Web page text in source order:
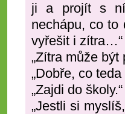
ji a projít s ní
nechápu, co to
vyřešit i zítra…“
„Zítra může být
„Dobře, co
„Zajdi do
„Jestli si